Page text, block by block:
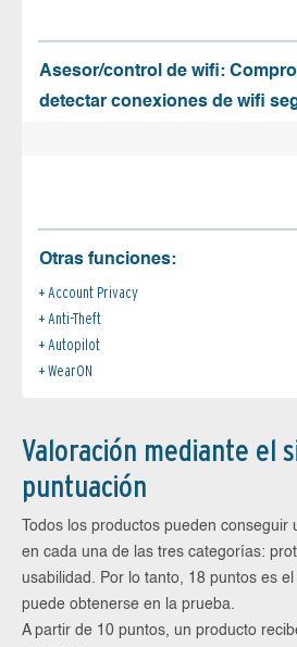
Asesor/control de wifi:
detectar conexiones de wifi
Otras funciones:
Account Privacy
Anti-Theft
Autopilot
WearON
Valoración mediante el
puntuación
Todos los productos pueden
en cada una de las tres categorías:
usabilidad. Por lo tanto, 18 puntos es
puede obtenerse en la prueba.
A partir de 10 puntos, un producto